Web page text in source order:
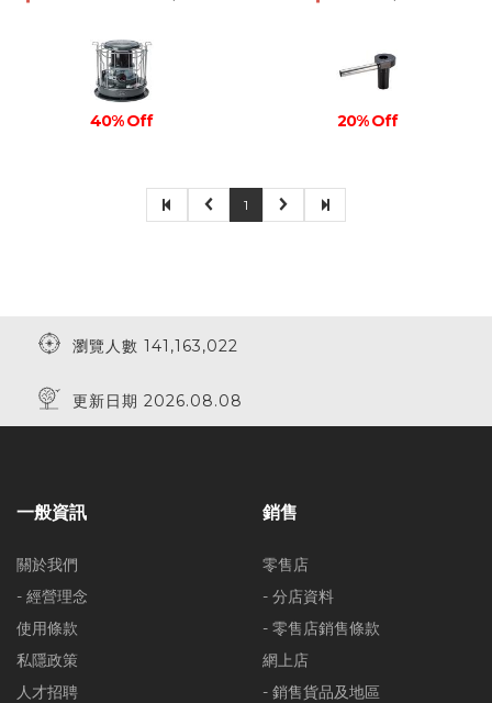
40% Off 20% Off
1
瀏覽人數 141,163,022
更新日期 2026.08.08
一般資訊
關於我們
- 經營理念
使用條款
私隱政策
人才招聘
銷售
零售店
- 分店資料
- 零售店銷售條款
網上店
- 銷售貨品及地區